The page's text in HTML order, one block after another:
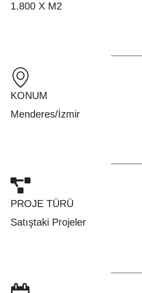
1.800 X M2
KONUM
Menderes/İzmir
PROJE TÜRÜ
Satıştaki Projeler